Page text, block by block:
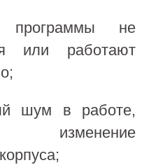
программы не
или работают
шум в работе,
изменение